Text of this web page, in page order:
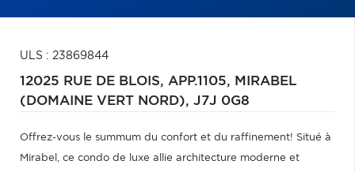
ULS : 23869844
12025 RUE DE BLOIS, APP.1105, MIRABEL
(DOMAINE VERT NORD), J7J 0G8
Offrez-vous le summum du confort et du raffinement! Situé à
Mirabel, ce condo de luxe allie architecture moderne et